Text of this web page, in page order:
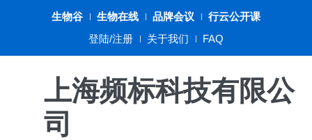
生物谷 生物在线 品牌会议
行云公开课
登陆/注册
关于我们 FAQ
上海频标科技有限公
司